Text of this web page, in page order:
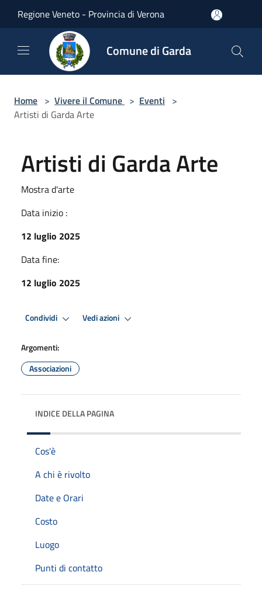
Regione Veneto - Provincia di Verona
Comune di Garda
Home > Vivere il Comune > Eventi >
Artisti di Garda Arte
Artisti di Garda Arte
Mostra d'arte
Data inizio :
12 luglio 2025
Data fine:
12 luglio 2025
Condividi Vedi azioni
Argomenti:
Associazioni
INDICE DELLA PAGINA
Cos'è
A chi è rivolto
Date e Orari
Costo
Luogo
Punti di contatto